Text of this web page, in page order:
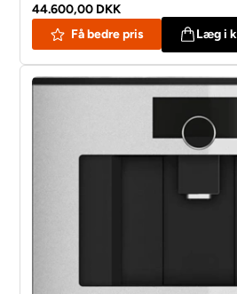
44.600,00 DKK
Få bedre pris
Læg i